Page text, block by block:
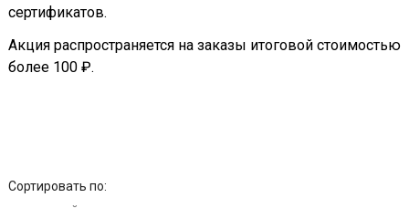
сертификатов.
Акция распространяется на заказы итоговой стоимостью
более 100 ₽.
Сортировать по: